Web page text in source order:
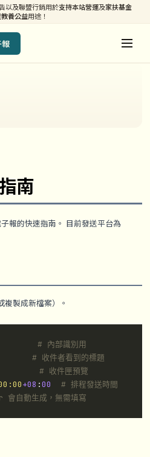
以及聯盟行銷用於支持本站營運及家扶基金
養公益用途！
報
南
報的快速指南。 目前發送平台為
複製成新檔案）。
報
# 內部識別用
旨
# 收件者看到的標題
字
# 收件匣預覽
+08 :00
# 排程發送時間
自動生成，無需填寫